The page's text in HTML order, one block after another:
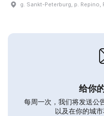
g. Sankt-Peterburg, p. Repino,
给你
每周一次，我们将发送公
以及在你的城市